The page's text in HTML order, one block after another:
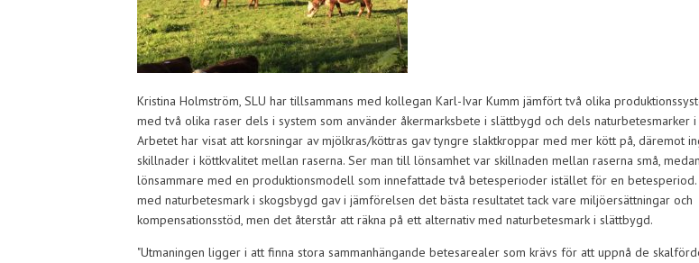
Kristina Holmström, SLU har tillsammans med kollegan Karl-Ivar Kumm jämfört två olika
med två olika raser dels i system som använder åkermarksbete i slättbygd och dels naturbetesmarker i
Arbetet har visat att korsningar av mjölkras/köttras gav tyngre slaktkroppar med mer kött på, däremot
skillnader i köttkvalitet mellan raserna. Ser man till lönsamhet var skillnaden mellan raserna små,
lönsammare med en produktionsmodell som innefattade två betesperioder istället för en
med naturbetesmark i skogsbygd gav i jämförelsen det bästa resultatet tack vare miljöersättningar och
kompensationsstöd, men det återstår att räkna på ett alternativ med naturbetesmark i slättbygd.
"Utmaningen ligger i att finna stora sammanhängande betesarealer som krävs för att uppnå de